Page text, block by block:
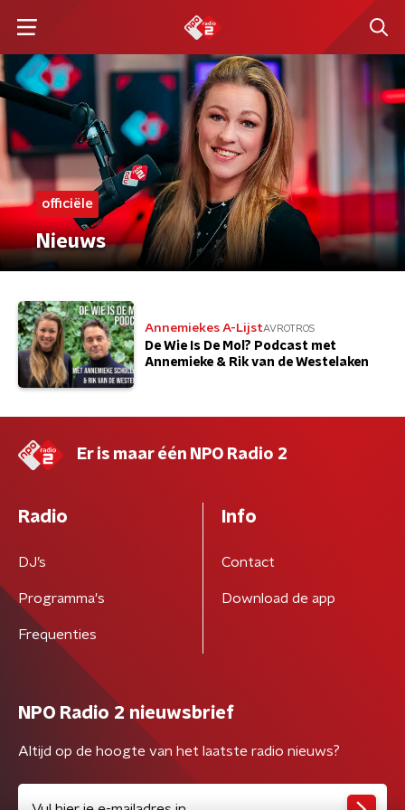
officiële
Nieuws
Annemiekes A-LijstAVROTROS
De Wie Is De Mol? Podcast met
Annemieke & Rik van de Westelaken
Er is maar één NPO Radio 2
Radio
DJ’s
Programma's
Frequenties
Info
Contact
Download de app
NPO Radio 2 nieuwsbrief
Altijd op de hoogte van het laatste radio nieuws?